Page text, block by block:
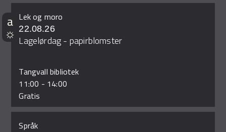
Lek og moro
22.08.26
Lagelørdag - papirblomster
Tangvall bibliotek
11:00 - 14:00
Gratis
Språk